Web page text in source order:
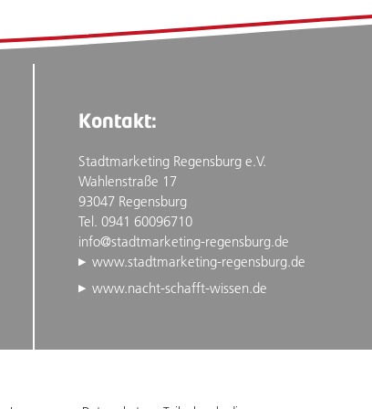
Kontakt:
Stadtmarketing Regensburg e.V.
Wahlenstraße 17
93047 Regensburg
Tel. 0941 60096710
info@stadtmarketing-regensburg.de
www.stadtmarketing-regensburg.de
www.nacht-schafft-wissen.de